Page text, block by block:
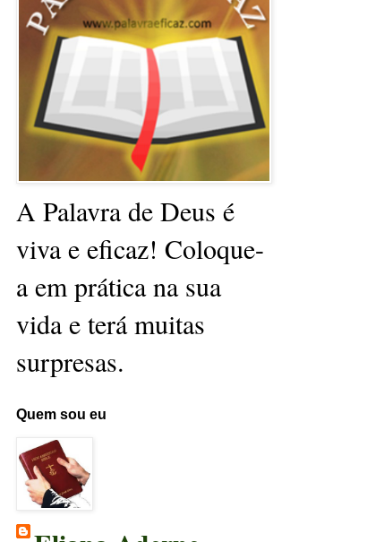
A Palavra de Deus é
viva e eficaz! Coloque-
a em prática na sua
vida e terá muitas
surpresas.
Quem sou eu